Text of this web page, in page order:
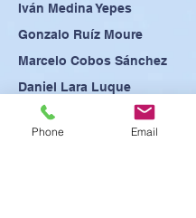
Iván Medina Yepes
Gonzalo Ruíz Moure
Marcelo Cobos Sánchez
Daniel Lara Luque
Phone Email